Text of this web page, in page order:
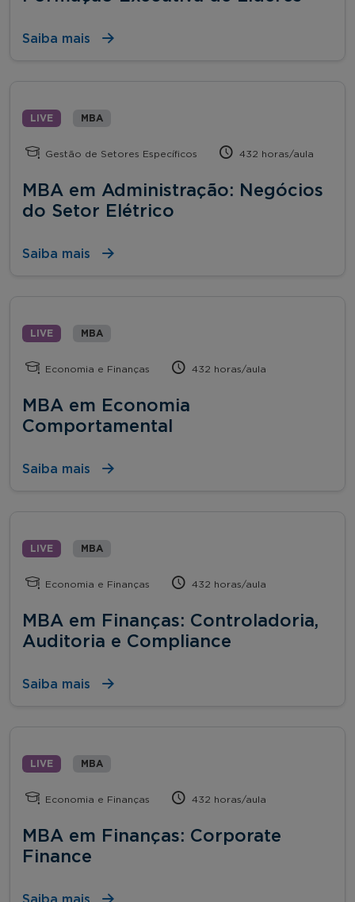
Saiba mais
LIVE MBA
Gestão de Setores Específicos 432 horas/aula
MBA em Administração: Negócios
do Setor Elétrico
Saiba mais
LIVE MBA
Economia e Finanças 432 horas/aula
MBA em Economia
Comportamental
Saiba mais
LIVE MBA
Economia e Finanças 432 horas/aula
MBA em Finanças: Controladoria,
Auditoria e Compliance
Saiba mais
LIVE MBA
Economia e Finanças 432 horas/aula
MBA em Finanças: Corporate
Finance
Saiba mais